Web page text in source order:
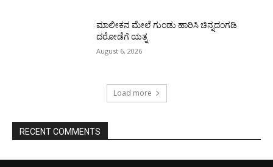
ಮಾಲೀಕನ ಮೇಲೆ ಗುಂಡು ಹಾರಿಸಿ ಚಿನ್ನದಂಗಡಿ
ದರೋಡೆಗೆ ಯತ್ನ
August 6, 2026
Load more
RECENT COMMENTS